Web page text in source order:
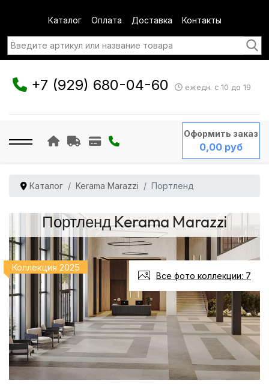
Каталог Оплата Доставка Контакты
+7 (929) 680-04-60 ежедн. с 10 до 19
Оформить заказ
0,00 руб
Каталог Kerama Marazzi Портленд
Коллекция 2025
Портленд Kerama Marazzi
Все фото коллекции: 7